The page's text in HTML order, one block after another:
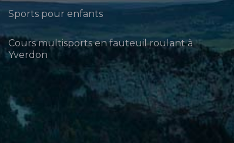
Sports pour enfants
Cours multisports en fauteuil roulant à
Yverdon